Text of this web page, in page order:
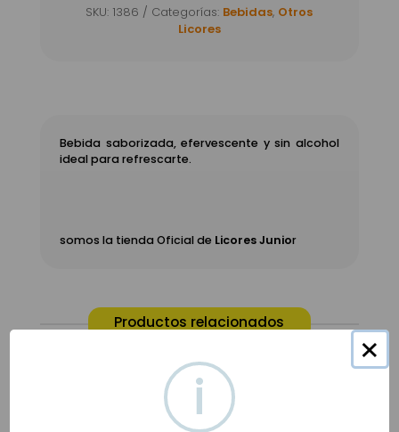
SKU: 1386 Categorías: Bebidas, Otros
Licores
Bebida saborizada, efervescente y sin alcohol
ideal para refrescarte.
somos la tienda Oficial de Licores Junior
Productos relacionados
×
i